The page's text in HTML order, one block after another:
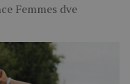
Femmes dve